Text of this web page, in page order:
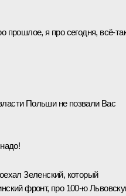
прошлое, я про сегодня, всё-
Польши не позвали Вас
Зеленский, который
фронт, про 100‑ю